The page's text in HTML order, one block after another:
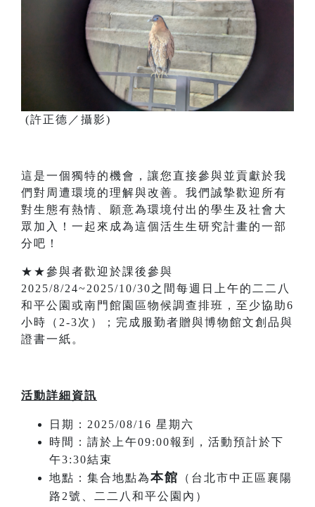
(許正德／攝影)
這是一個獨特的機會，讓您直接參與並貢獻於我
們對周遭環境的理解與改善。我們誠摯歡迎所有
對生態有熱情、願意為環境付出的學生及社會大
眾加入！一起來成為這個活生生研究計畫的一部
分吧！
★★參與者歡迎於課後參與
2025/8/24~2025/10/30之間每週日上午的二二八
和平公園或南門館園區物候調查排班，至少協助6
小時（2-3次）；完成服勤者贈與博物館文創品與
證書一紙。
活動詳細資訊
日期：2025/08/16 星期六
時間：請於上午09:00報到，活動預計於下
午3:30結束
地點：集合地點為本館
（台北市中正區襄陽
路2號、二二八和平公園內）